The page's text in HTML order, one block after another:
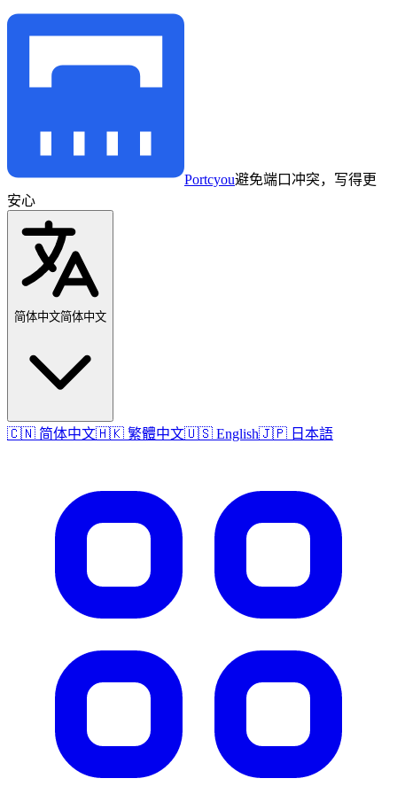
Portcyou避免端口冲突，写得更
安心
简体中文简体中文
🇨🇳 简体中文🇭🇰 繁體中文🇺🇸 English🇯🇵 日本語